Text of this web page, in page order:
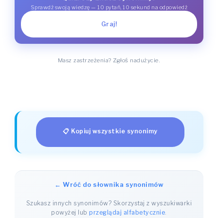
Sprawdź swoją wiedzę — 10 pytań, 10 sekund na odpowiedź
Graj!
Masz zastrzeżenia? Zgłoś nadużycie.
📋 Kopiuj wszystkie synonimy
← Wróć do słownika synonimów
Szukasz innych synonimów? Skorzystaj z wyszukiwarki
powyżej lubprzeglądaj alfabetycznie.